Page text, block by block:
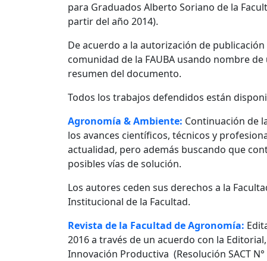
para Graduados Alberto Soriano de la
partir del año 2014).
De acuerdo a la autorización de
comunidad de la FAUBA usando nombre
resumen del documento.
Todos los trabajos defendidos están
Agronomía & Ambiente: Continuación de
los avances científicos, técnicos y
actualidad, pero además buscando que
posibles vías de solución.
Los autores ceden sus derechos a la
Institucional de la Facultad.
Revista de la Facultad de Agronomía:
2016 a través de un acuerdo con la
Innovación Productiva (Resolución SACT